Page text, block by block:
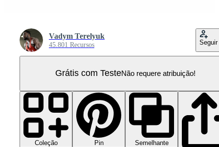
Vadym Terelyuk
45.801 Recursos Seguir
Grátis com TesteNão requere atribuição!
Coleção Pin
Semelhante